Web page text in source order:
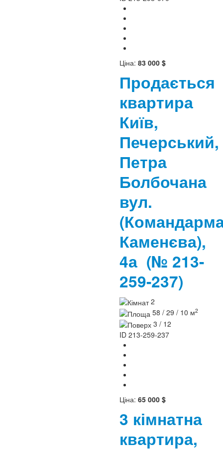
Ціна: 83 000 $
Продається
квартира
Київ,
Печерський,
Петра
Болбочана
вул.
Каменєва),
4а (№ 213-
259-237)
2
58 / 29 / 10 м2
3 / 12
ID 213-259-237
Ціна: 65 000 $
3 кімнатна
квартира,